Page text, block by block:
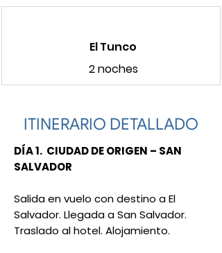
El Tunco
2 noches
ITINERARIO DETALLADO
DÍA 1. CIUDAD DE ORIGEN – SAN
SALVADOR
Salida en vuelo con destino a El
Salvador. Llegada a San Salvador.
Traslado al hotel. Alojamiento.